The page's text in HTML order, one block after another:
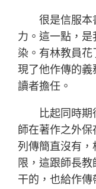
很是信服本
力。這一點，
染。有林教員
現了他作傳的
讀者擔任。
比起同時
師在著作之外
列傳簡直沒有
限，這跟師長
干的，也給作